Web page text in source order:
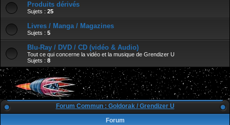
Produits dérivés
Sujets : 25
Livres / Manga / Magazines
Sujets : 5
Blu-Ray / DVD / CD (vidéo & Audio)
Tout ce qui concerne la vidéo et la musique de Grendizer U
Sujets : 8
Forum Commun : Goldorak / Grendizer U
Forum